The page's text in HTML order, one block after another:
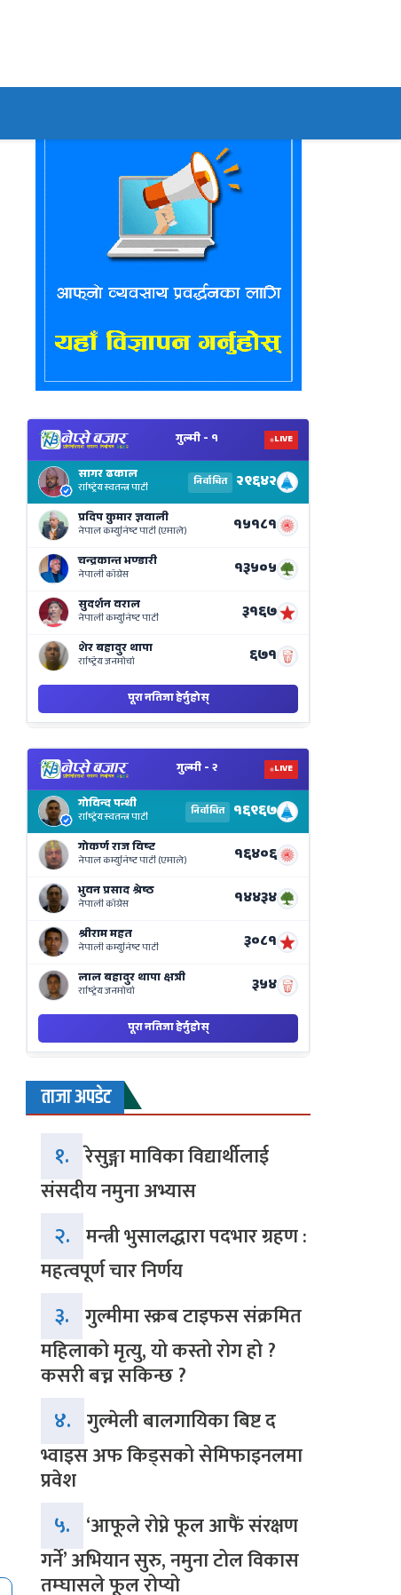
ताजा अपडेट
१. रेसुङ्गा माविका विद्यार्थीलाई
संसदीय नमुना अभ्यास
२. मन्त्री भुसालद्धारा पदभार ग्रहण :
महत्वपूर्ण चार निर्णय
३. गुल्मीमा स्क्रब टाइफस संक्रमित
महिलाको मृत्यु, यो कस्तो रोग हो ?
कसरी बच्न सकिन्छ ?
४. गुल्मेली बालगायिका बिष्ट द
भ्वाइस अफ किड्सको सेमिफाइनलमा
प्रवेश
५. ‘आफूले रोप्ने फूल आफैं संरक्षण
गर्ने’ अभियान सुरु, नमुना टोल विकास
तम्घासले फूल रोप्यो